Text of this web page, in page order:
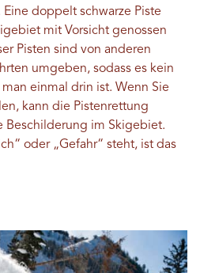
doppelt schwarze Piste
mit Vorsicht genossen
Pisten sind von anderen
umgeben, sodass es kein
einmal drin ist. Wenn Sie
kann die Pistenrettung
Beschilderung im Skigebiet.
oder „Gefahr“ steht, ist das